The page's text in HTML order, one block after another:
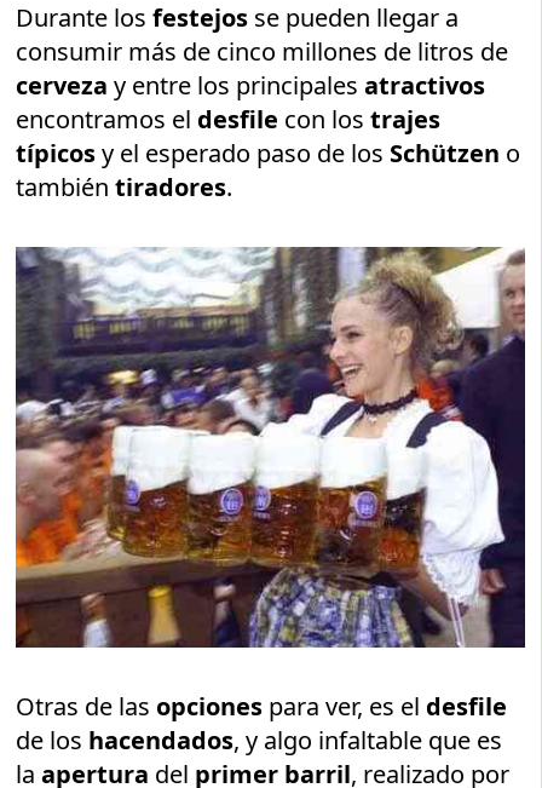
Durante losfestejos se pueden llegar a
consumir más de cinco millones de litros de
cervezay entre los principalesatractivos
encontramos el desfile con lostrajes
típicosy el esperado paso de los Schützen o
tambiéntiradores.
Otras de las opciones para ver, es el desfile
de los hacendados, y algo infaltable que es
laapertura del primer barril, realizado por